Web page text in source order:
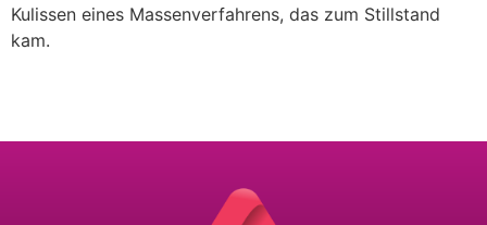
Kulissen eines Massenverfahrens, das zum Stillstand
kam.